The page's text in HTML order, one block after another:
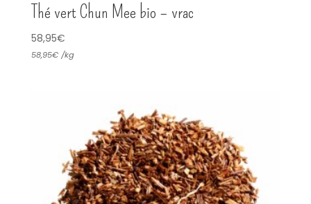
Thé vert Chun Mee bio – vrac
58,95€
58,95€ /kg